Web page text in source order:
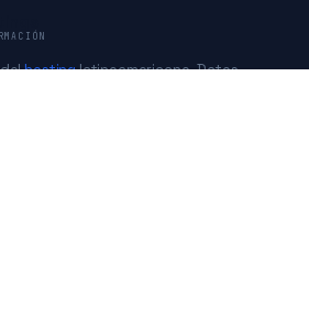
delhostinglatinoamericano. Datos